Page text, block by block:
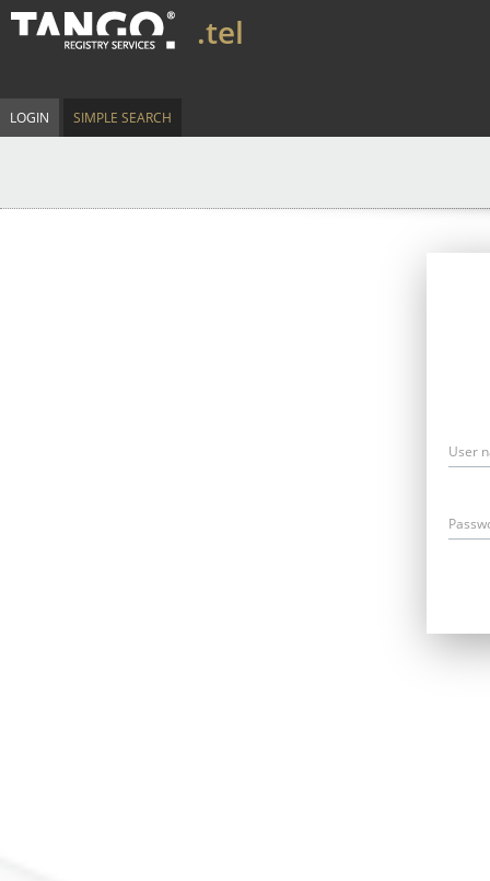
.tel
LOGIN SIMPLE SEARCH
User